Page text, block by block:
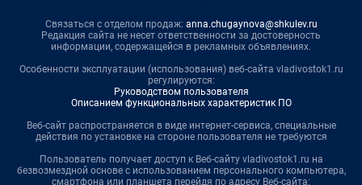
Связаться с отделом продаж: anna.chugaynova@shkulev.ru
Редакция сайта не несет ответственности за достоверность
информации, содержащейся в рекламных объявлениях.
Особенности эксплуатации (использования) веб-сайта vladivostok1.ru
регулируются:
Руководством пользователя
Описанием функциональных характеристик ПО
Веб-сайт распространяется в виде интернет-сервиса, специальные
действия по установке на стороне пользователя не требуются
Пользователь получает доступ к Веб-сайту vladivostok1.ru на
безвозмездной основе с использованием персонального компьютера,
смартфона или планшета перейдя по адресу Веб-сайта: